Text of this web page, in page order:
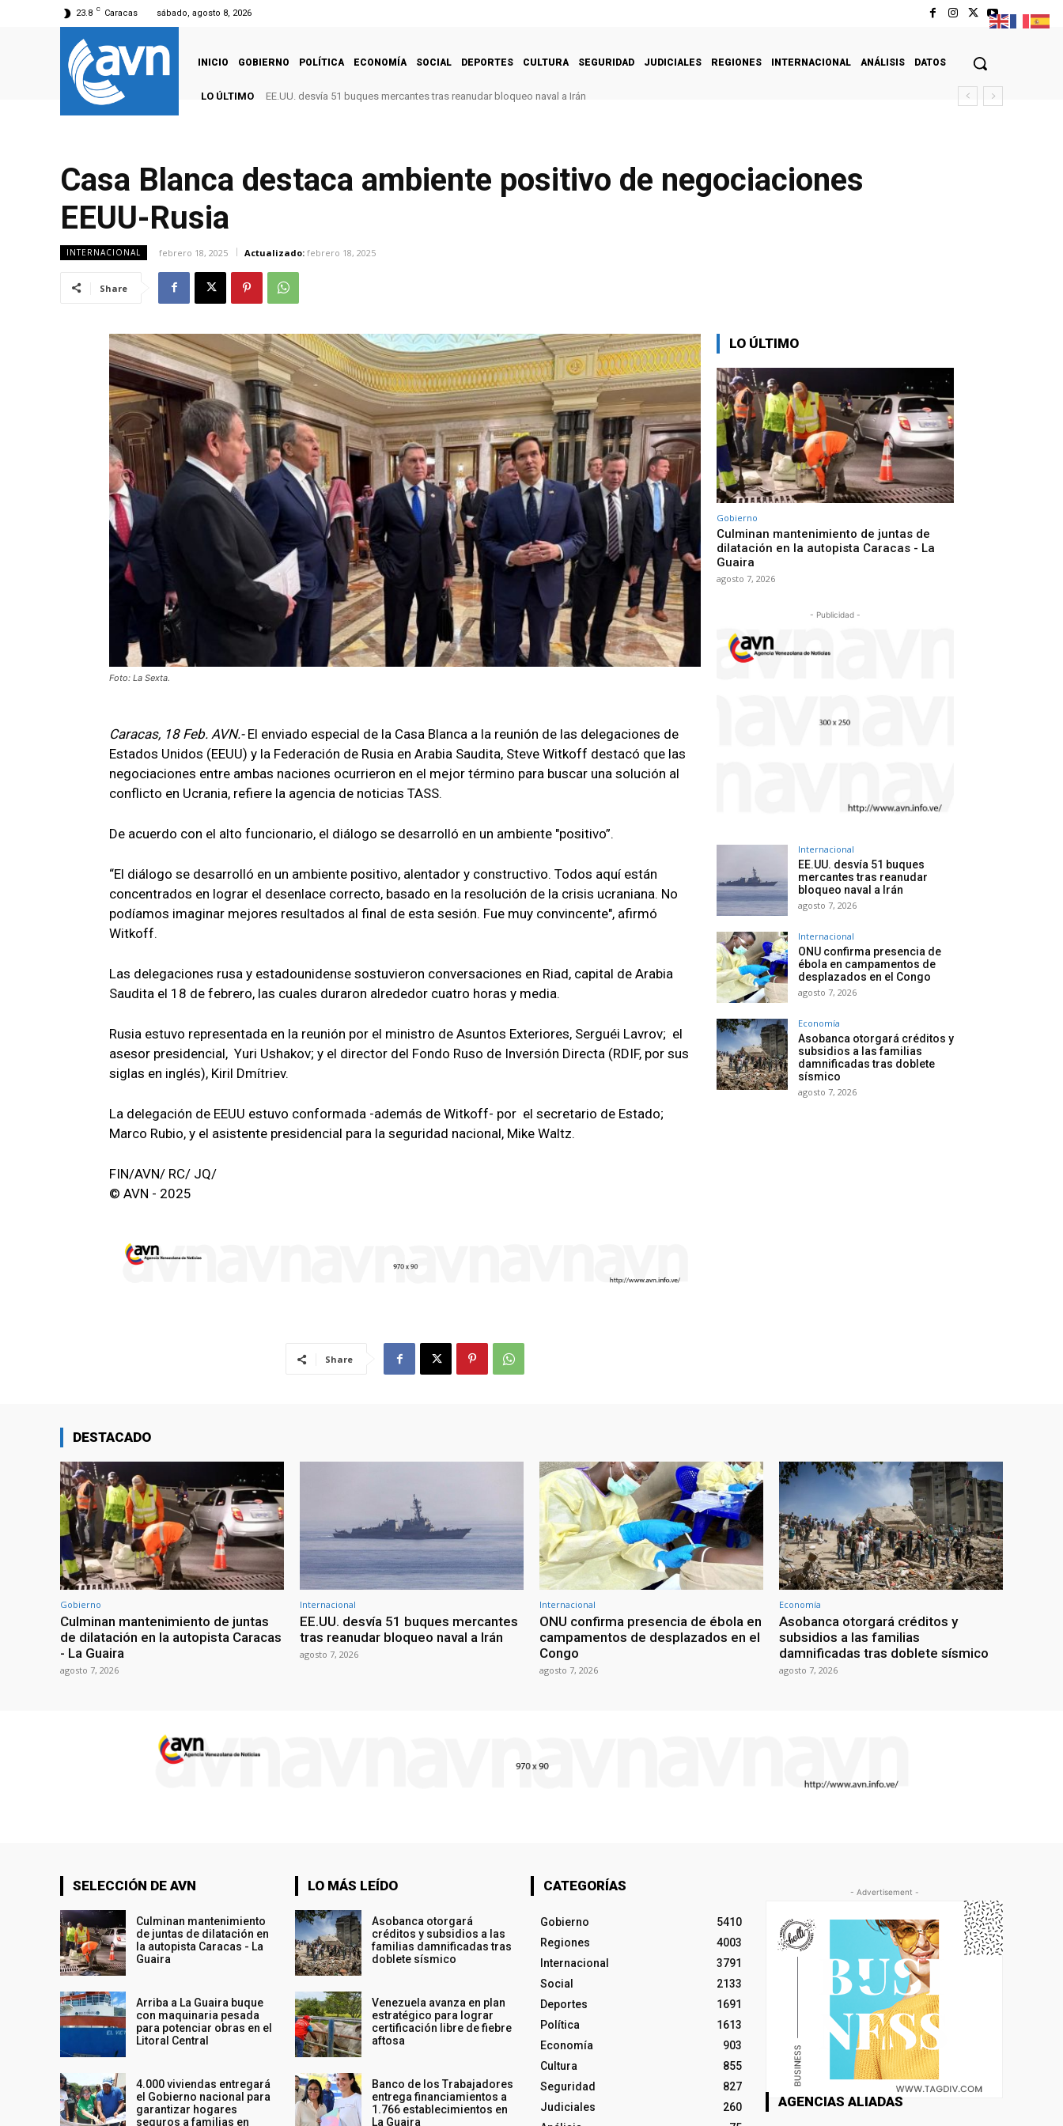
23.8 C Caracas sábado, agosto 8, 2026
INICIO GOBIERNO POLÍTICA ECONOMÍA SOCIAL DEPORTES CULTURA SEGURIDAD JUDICIALES REGIONES INTERNACIONAL ANÁLISIS DATOS
LO ÚLTIMO EE.UU. desvía 51 buques mercantes tras reanudar bloqueo naval a Irán
Casa Blanca destaca ambiente positivo de negociaciones
EEUU-Rusia
INTERNACIONAL febrero 18, 2025 Actualizado: febrero 18, 2025
Share
Foto: La Sexta.
Caracas, 18 Feb. AVN.- El enviado especial de la Casa Blanca a la reunión de las delegaciones de
Estados Unidos (EEUU) y la Federación de Rusia en Arabia Saudita, Steve Witkoff destacó que las
negociaciones entre ambas naciones ocurrieron en el mejor término para buscar una solución al
conflicto en Ucrania, refiere la agencia de noticias TASS.
De acuerdo con el alto funcionario, el diálogo se desarrolló en un ambiente "positivo”.
“El diálogo se desarrolló en un ambiente positivo, alentador y constructivo. Todos aquí están
concentrados en lograr el desenlace correcto, basado en la resolución de la crisis ucraniana. No
podíamos imaginar mejores resultados al final de esta sesión. Fue muy convincente", afirmó
Witkoff.
Las delegaciones rusa y estadounidense sostuvieron conversaciones en Riad, capital de Arabia
Saudita el 18 de febrero, las cuales duraron alrededor cuatro horas y media.
Rusia estuvo representada en la reunión por el ministro de Asuntos Exteriores, Serguéi Lavrov; el
asesor presidencial, Yuri Ushakov; y el director del Fondo Ruso de Inversión Directa (RDIF, por sus
siglas en inglés), Kiril Dmítriev.
La delegación de EEUU estuvo conformada -además de Witkoff- por el secretario de Estado;
Marco Rubio, y el asistente presidencial para la seguridad nacional, Mike Waltz.
FIN/AVN/ RC/ JQ/
© AVN - 2025
Share
LO ÚLTIMO
Gobierno
Culminan mantenimiento de juntas de
dilatación en la autopista Caracas - La
Guaira
agosto 7, 2026
- Publicidad -
Internacional
EE.UU. desvía 51 buques
mercantes tras reanudar
bloqueo naval a Irán
agosto 7, 2026
Internacional
ONU confirma presencia de
ébola en campamentos de
desplazados en el Congo
agosto 7, 2026
Economía
Asobanca otorgará créditos y
subsidios a las familias
damnificadas tras doblete
sísmico
agosto 7, 2026
DESTACADO
Gobierno
Culminan mantenimiento de juntas
de dilatación en la autopista Caracas
- La Guaira
agosto 7, 2026
Internacional
EE.UU. desvía 51 buques mercantes
tras reanudar bloqueo naval a Irán
agosto 7, 2026
Internacional
ONU confirma presencia de ébola en
campamentos de desplazados en el
Congo
agosto 7, 2026
Economía
Asobanca otorgará créditos y
subsidios a las familias
damnificadas tras doblete sísmico
agosto 7, 2026
SELECCIÓN DE AVN
Culminan mantenimiento
de juntas de dilatación en
la autopista Caracas - La
Guaira
Arriba a La Guaira buque
con maquinaria pesada
para potenciar obras en el
Litoral Central
4.000 viviendas entregará
el Gobierno nacional para
garantizar hogares
seguros a familias en
LO MÁS LEÍDO
Asobanca otorgará
créditos y subsidios a las
familias damnificadas tras
doblete sísmico
Venezuela avanza en plan
estratégico para lograr
certificación libre de fiebre
aftosa
Banco de los Trabajadores
entrega financiamientos a
1.766 establecimientos en
La Guaira
CATEGORÍAS
Gobierno
5410
Regiones
4003
Internacional
3791
Social
2133
Deportes
1691
Política
1613
Economía
903
Cultura
855
Seguridad
827
Judiciales
260
- Advertisement -
AGENCIAS ALIADAS